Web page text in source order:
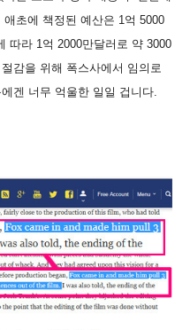
초에 책정된 예산은 1억 5000
따라 1억 2000만달러로 약 3000
감을 위해 폭스사에서 임의로
겐 너무 억울한 일일 겁니다.